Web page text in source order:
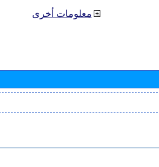
معلومات أخرى